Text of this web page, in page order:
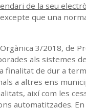
de la seu
que una
3/2018, de
als sistemes
finalitat de dur a
a altres ens
així com les
automatitzades.